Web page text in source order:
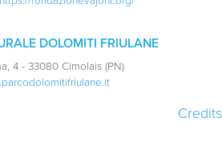
DOLOMITI FRIULANE
4 - 33080 Cimolais (PN)
Credits